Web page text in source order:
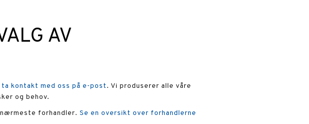
AV
ta kontakt med oss på e-post. Vi produserer alle våre
og behov.
forhandler. Se en oversikt over forhandlerne